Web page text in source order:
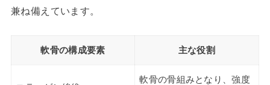
兼ね備えています。
軟骨の構成要素 主な役割
軟骨の骨組みとなり、強度